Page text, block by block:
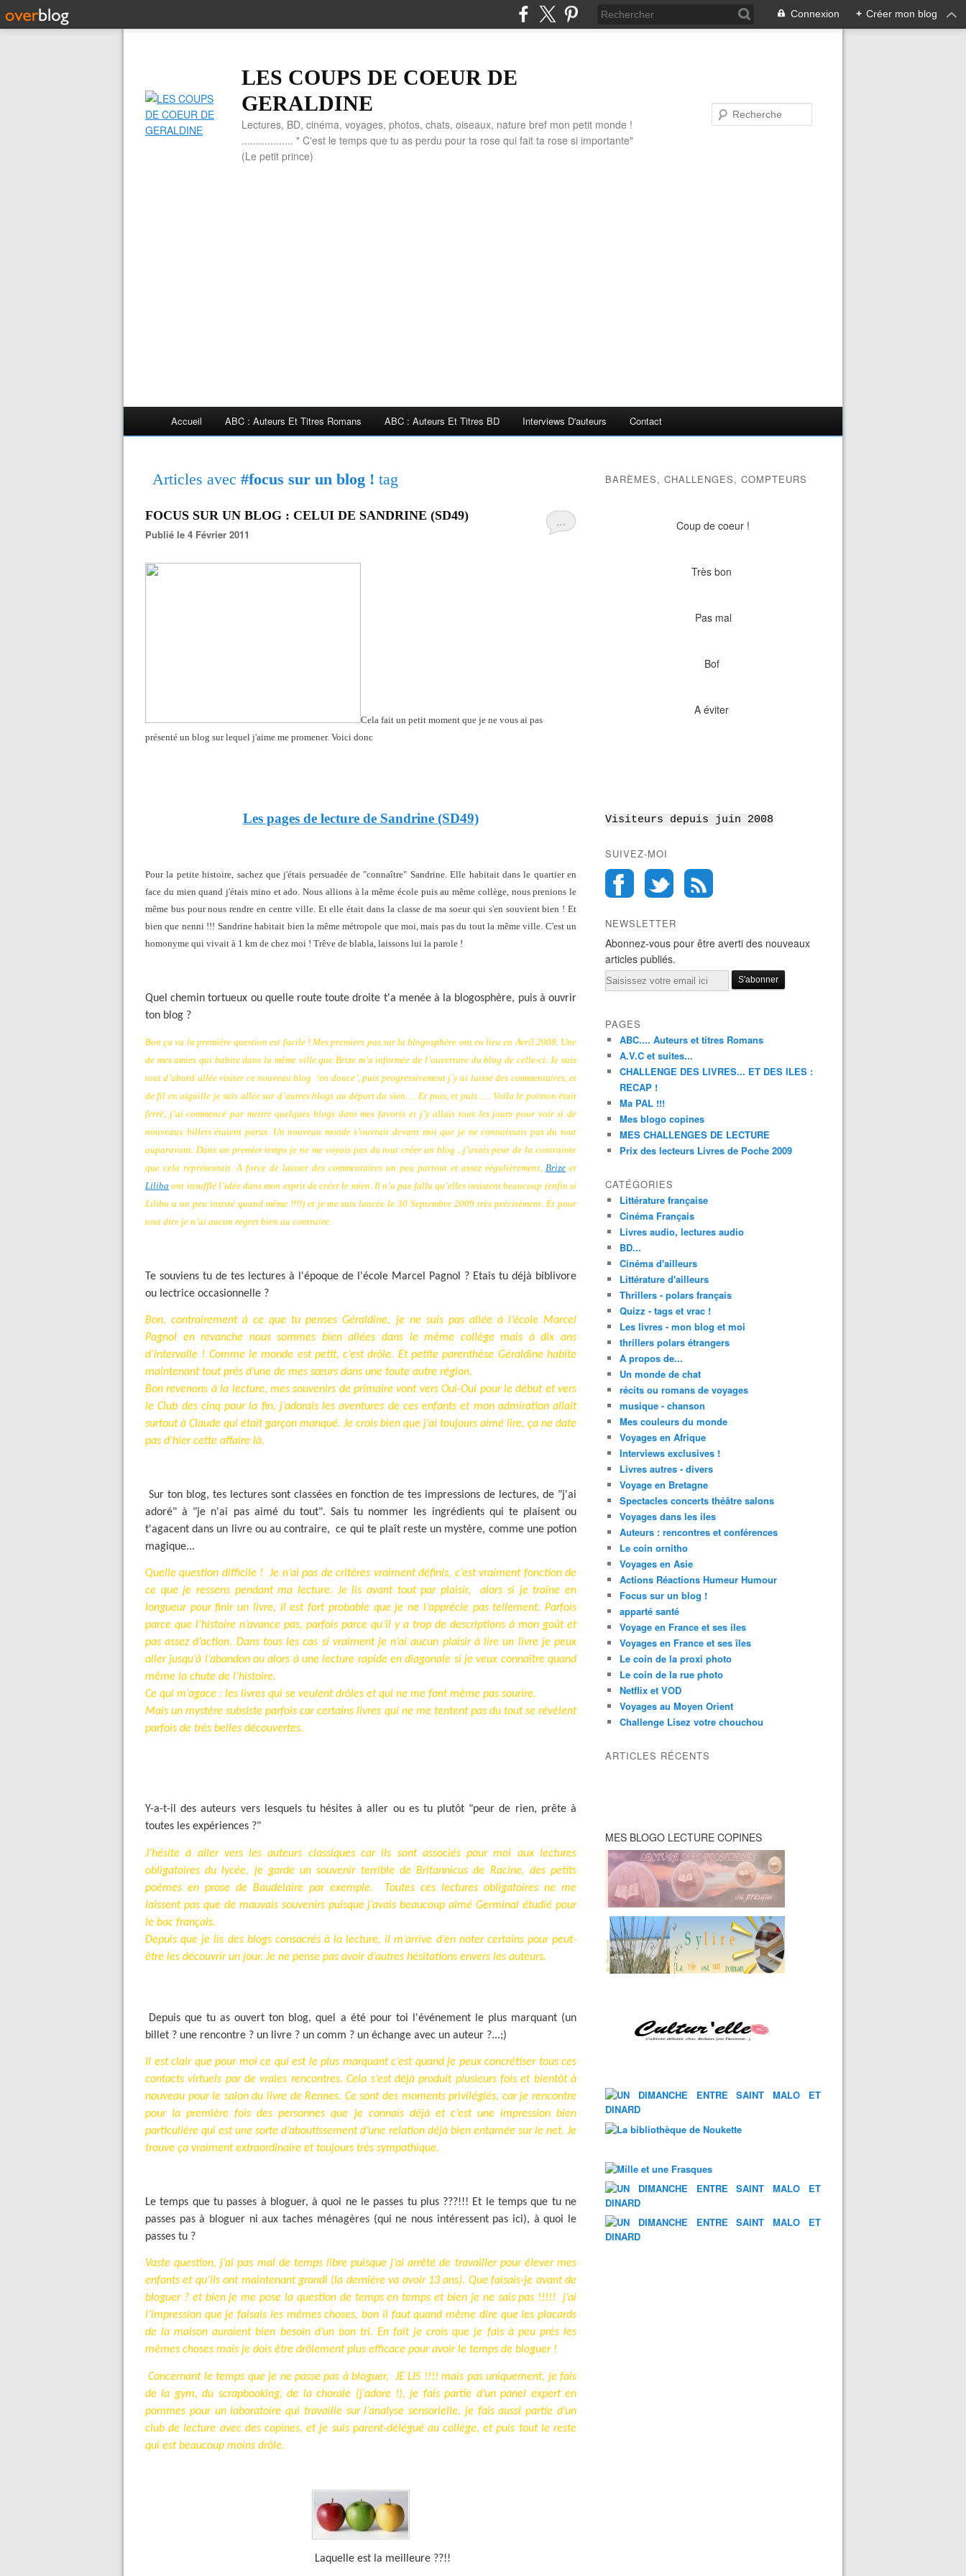
Connexion + Créer mon blog
LES COUPS DE COEUR DE
GERALDINE
Lectures, BD, cinéma, voyages, photos, chats, oiseaux, nature bref mon petit monde !
.................. " C'est le temps que tu as perdu pour ta rose qui fait ta rose si importante"
(Le petit prince)
Accueil ABC : Auteurs Et Titres Romans ABC : Auteurs Et Titres BD Interviews D'auteurs Contact
Articles avec #focus sur un blog ! tag
…
FOCUS SUR UN BLOG : CELUI DE SANDRINE (SD49)
Publié le 4 Février 2011
Cela fait un petit moment que je ne vous ai pas
présenté un blog sur lequel j'aime me promener. Voici donc
Les pages de lecture de Sandrine (SD49)
Pour la petite histoire, sachez que j'étais persuadée de "connaître" Sandrine. Elle habitait dans le quartier en
face du mien quand j'étais mino et ado. Nous allions à la même école puis au même collège, nous prenions le
même bus pour nous rendre en centre ville. Et elle était dans la classe de ma soeur qui s'en souvient bien ! Et
bien que nenni !!! Sandrine habitait bien la même métropole que moi, mais pas du tout la même ville. C'est un
homonyme qui vivait à 1 km de chez moi ! Trêve de blabla, laissons lui la parole !
Quel chemin tortueux ou quelle route toute droite t'a menée à la blogosphère, puis à ouvrir
ton blog ?
Bon ça va la première question est facile ! Mes premiers pas sur la blogosphère ont eu lieu en Avril 2008. Une
de mes amies qui habite dans la même ville que Brize m’a informée de l’ouverture du blog de celle-ci. Je suis
tout d’abord allée visiter ce nouveau blog
‘en douce’, puis progressivement j’y ai laissé des commentaires, et
de fil en aiguille je suis allée sur d’autres blogs au départ du sien…. Et puis, et puis …. Voila le poisson était
ferré, j’ai commencé par mettre quelques blogs dans mes favoris et j’y allais tous les jours pour voir si de
nouveaux billets étaient parus. Un nouveau monde s’ouvrait devant moi que je ne connaissais pas du tout
auparavant. Dans un premier temps je ne me voyais pas du tout créer un blog , j’avais peur de la contrainte
que cela représentait. A force de laisser des commentaires un peu partout et assez régulièrement, Brize et
Liliba ont insufflé l’idée dans mon esprit de créer le mien. Il n’a pas fallu qu’elles insistent beaucoup (enfin si
Liliba a un peu insisté quand même !!!!) et je me suis lancée le 30 Septembre 2009 très précisément. Et pour
tout dire je n’ai aucun regret bien au contraire.
Te souviens tu de tes lectures à l'époque de l'école Marcel Pagnol ? Etais tu déjà biblivore
ou lectrice occasionnelle ?
Bon, contrairement à ce que tu penses Géraldine, je ne suis pas allée à l’école Marcel
Pagnol en revanche nous sommes bien allées dans le même collège mais à dix ans
d’intervalle ! Comme le monde est petit, c’est drôle. Et petite parenthèse Géraldine habite
maintenant tout près d’une de mes sœurs dans une toute autre région.
Bon revenons à la lecture, mes souvenirs de primaire vont vers Oui-Oui pour le début et vers
le Club des cinq pour la fin, j’adorais les aventures de ces enfants et mon admiration allait
surtout à Claude qui était garçon manqué. Je crois bien que j’ai toujours aimé lire, ça ne date
pas d’hier cette affaire là.
Sur ton blog, tes lectures sont classées en fonction de tes impressions de lectures, de "j'ai
adoré" à "je n'ai pas aimé du tout". Sais tu nommer les ingrédients qui te plaisent ou
t'agacent dans un livre ou au contraire, ce qui te plaît reste un mystère, comme une potion
magique...
Quelle question difficile !
Je n’ai pas de critères vraiment définis, c’est vraiment fonction de
ce que je ressens pendant ma lecture. Je lis avant tout par plaisir,
alors si je traîne en
longueur pour finir un livre, il est fort probable que je ne l’apprécie pas tellement. Parfois
parce que l’histoire n’avance pas, parfois parce qu’il y a trop de descriptions à mon goût et
pas assez d’action. Dans tous les cas si vraiment je n’ai aucun plaisir à lire un livre je peux
aller jusqu’à l’abandon ou alors à une lecture rapide en diagonale si je veux connaître quand
même la chute de l’histoire.
Ce qui m’agace : les livres qui se veulent drôles et qui ne me font même pas sourire.
Mais un mystère subsiste parfois car certains livres qui ne me tentent pas du tout se révèlent
parfois de très belles découvertes.
Y-a-t-il des auteurs vers lesquels tu hésites à aller ou es tu plutôt "peur de rien, prête à
toutes les expériences ?"
J’hésite à aller vers les auteurs classiques car ils sont associés pour moi aux lectures
obligatoires du lycée, je garde un souvenir terrible de Britannicus de Racine, des petits
poèmes en prose de Baudelaire par exemple.
Toutes ces lectures obligatoires ne me
laissent pas que de mauvais souvenirs puisque j’avais beaucoup aimé Germinal étudié pour
le bac français.
Depuis que je lis des blogs consacrés à la lecture, il m’arrive d’en noter certains pour peut-
être les découvrir un jour. Je ne pense pas avoir d’autres hésitations envers les auteurs.
Depuis que tu as ouvert ton blog, quel a été pour toi l'événement le plus marquant (un
billet ? une rencontre ? un livre ? un comm ? un échange avec un auteur ?...;)
Il est clair que pour moi ce qui est le plus marquant c’est quand je peux concrétiser tous ces
contacts virtuels par de vraies rencontres. Cela s’est déjà produit plusieurs fois et bientôt à
nouveau pour le salon du livre de Rennes. Ce sont des moments privilégiés, car je rencontre
pour la première fois des personnes que je connais déjà et c’est une impression bien
particulière qui est une sorte d’aboutissement d’une relation déjà bien entamée sur le net. Je
trouve ça vraiment extraordinaire et toujours très sympathique.
Le temps que tu passes à bloguer, à quoi ne le passes tu plus ???!!! Et le temps que tu ne
passes pas à bloguer ni aux taches ménagères (qui ne nous intéressent pas ici), à quoi le
passes tu ?
Vaste question, j’ai pas mal de temps libre puisque j’ai arrêté de travailler pour élever mes
enfants et qu’ils ont maintenant grandi (la dernière va avoir 13 ans). Que faisais-je avant de
bloguer ? et bien je me pose la question de temps en temps et bien je ne sais pas !!!!!
j’ai
l’impression que je faisais les mêmes choses, bon il faut quand même dire que les placards
de la maison auraient bien besoin d’un bon tri. En fait je crois que je fais à peu près les
mêmes choses mais je dois être drôlement plus efficace pour avoir le temps de bloguer !
Concernant le temps que je ne passe pas à bloguer,
JE LIS !!!! mais pas uniquement, je fais
de la gym, du scrapbooking, de la chorale (j’adore !), je fais partie d’un panel expert en
pommes pour un laboratoire qui travaille sur l’analyse sensorielle, je fais aussi partie d’un
club de lecture avec des copines, et je suis parent-délégué au collège, et puis tout le reste
qui est beaucoup moins drôle.
Laquelle est la meilleure ??!!
BARÈMES, CHALLENGES, COMPTEURS
Coup de coeur !
Très bon
Pas mal
Bof
A éviter
Visiteurs depuis juin 2008
SUIVEZ-MOI
NEWSLETTER
Abonnez-vous pour être averti des nouveaux
articles publiés.
Email
PAGES
ABC.... Auteurs et titres Romans
A.V.C et suites...
CHALLENGE DES LIVRES... ET DES ILES :
RECAP !
Ma PAL !!!
Mes blogo copines
MES CHALLENGES DE LECTURE
Prix des lecteurs Livres de Poche 2009
CATÉGORIES
Littérature française
Cinéma Français
Livres audio, lectures audio
BD...
Cinéma d'ailleurs
Littérature d'ailleurs
Thrillers - polars français
Quizz - tags et vrac !
Les livres - mon blog et moi
thrillers polars étrangers
A propos de...
Un monde de chat
récits ou romans de voyages
musique - chanson
Mes couleurs du monde
Voyages en Afrique
Interviews exclusives !
Livres autres - divers
Voyage en Bretagne
Spectacles concerts théâtre salons
Voyages dans les iles
Auteurs : rencontres et conférences
Le coin ornitho
Voyages en Asie
Actions Réactions Humeur Humour
Focus sur un blog !
apparté santé
Voyage en France et ses iles
Voyages en France et ses îles
Le coin de la proxi photo
Le coin de la rue photo
Netflix et VOD
Voyages au Moyen Orient
Challenge Lisez votre chouchou
ARTICLES RÉCENTS
MES BLOGO LECTURE COPINES